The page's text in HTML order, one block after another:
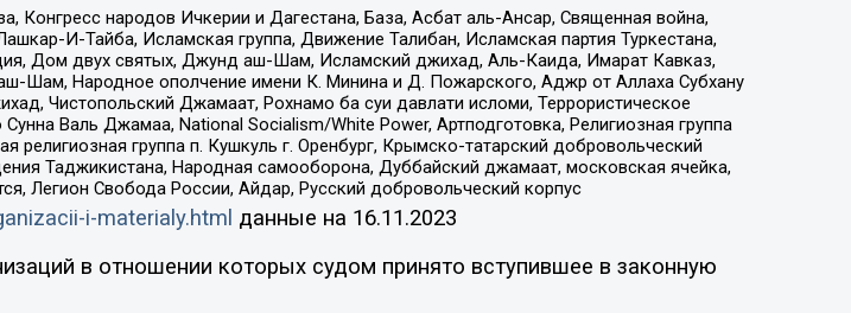
народов Ичкерии и Дагестана, База, Асбат аль-Ансар, Священная война,
И-Тайба, Исламская группа, Движение Талибан, Исламская партия Туркестана,
Дом двух святых, Джунд аш-Шам, Исламский джихад, Аль-Каида, Имарат Кавказ,
Шам, Народное ополчение имени К. Минина и Д. Пожарского, Аджр от Аллаха Субхану
Чистопольский Джамаат, Рохнамо ба суи давлати исломи, Террористическое
Валь Джамаа, National Socialism/White Power, Артподготовка, Религиозная группа
группа п. Кушкуль г. Оренбург, Крымско-татарский добровольческий
Таджикистана, Народная самооборона, Дуббайский джамаат, московская ячейка,
Легион Свобода России, Айдар, Русский добровольческий корпус
i-materialy.html данные на 16.11.2023
в отношении которых судом принято вступившее в законную